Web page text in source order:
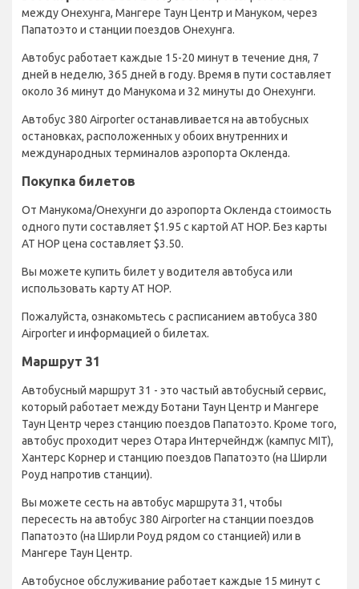
между Онехунга, Мангере Таун Центр и Мануком, через
Папатоэто и станции поездов Онехунга.
Автобус работает каждые 15-20 минут в течение дня, 7
дней в неделю, 365 дней в году. Время в пути составляет
около 36 минут до Манукома и 32 минуты до Онехунги.
Автобус 380 Airporter останавливается на автобусных
остановках, расположенных у обоих внутренних и
международных терминалов аэропорта Окленда.
Покупка билетов
От Манукома/Онехунги до аэропорта Окленда стоимость
одного пути составляет $1.95 с картой AT HOP. Без карты
AT HOP цена составляет $3.50.
Вы можете купить билет у водителя автобуса или
использовать карту AT HOP.
Пожалуйста, ознакомьтесь с расписанием автобуса 380
Airporter и информацией о билетах.
Маршрут 31
Автобусный маршрут 31 - это частый автобусный сервис,
который работает между Ботани Таун Центр и Мангере
Таун Центр через станцию поездов Папатоэто. Кроме того,
автобус проходит через Отара Интерчейндж (кампус MIT),
Хантерс Корнер и станцию поездов Папатоэто (на Ширли
Роуд напротив станции).
Вы можете сесть на автобус маршрута 31, чтобы
пересесть на автобус 380 Airporter на станции поездов
Папатоэто (на Ширли Роуд рядом со станцией) или в
Мангере Таун Центр.
Автобусное обслуживание работает каждые 15 минут с